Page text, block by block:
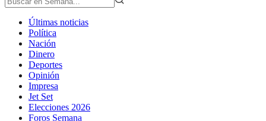
Últimas noticias
Política
Nación
Dinero
Deportes
Opinión
Impresa
Jet Set
Elecciones 2026
Foros Semana